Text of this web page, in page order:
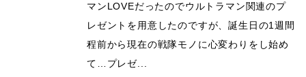
マンLOVEだったのでウルトラマン関連のプ
レゼントを用意したのですが、誕生日の1週間
程前から現在の戦隊モノに心変わりをし始め
て…プレゼ...